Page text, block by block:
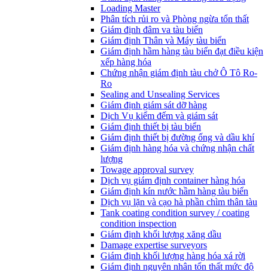
Loading Master
Phân tích rủi ro và Phòng ngừa tổn thất
​Giám định đâm va tàu biển
Giám định Thân và Máy tàu biển
​Giám định hầm hàng tàu biển đạt điều kiện
xếp hàng hóa
Chứng nhận giám định tàu chở Ô Tô Ro-
Ro
Sealing and Unsealing Services
Giám định giám sát dỡ hàng
Dịch Vụ kiểm đếm và giám sát
Giám định thiết bị tàu biển
Giám định thiết bị đường ống và dầu khí
Giám định hàng hóa và chứng nhận chất
lượng
Towage approval survey
Dịch vụ giám định container hàng hóa
Giám định kín nước hầm hàng tàu biển
Dịch vụ lặn và cạo hà phần chìm thân tàu
Tank coating condition survey / coating
condition inspection
Giám định khối lượng xăng dầu
Damage expertise surveyors
Giám định khối lượng hàng hóa xá rời
Giám định nguyên nhân tổn thất mức độ